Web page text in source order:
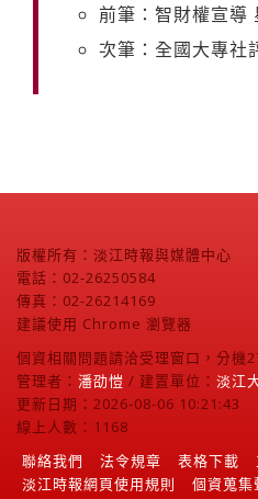
前筆：智財權宣導
次筆：全國大專社
版權所有：淡江時報與媒體中心
電話：02-26250584
傳真：02-26214169
建議使用 Chrome 瀏覽器
個資相關問題請洽受理窗口，分機
管理者： 潘劭愷 / 建置單位： 淡江
更新日期：2026-08-06 10:21:43
線上人數：1168
聯絡我們
法令規章 表格下載
淡江時報網頁使用規則
個資蒐集